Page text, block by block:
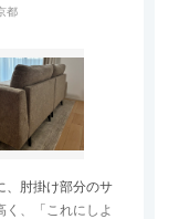
都
、肘掛け部分のサ
、「これにしよ